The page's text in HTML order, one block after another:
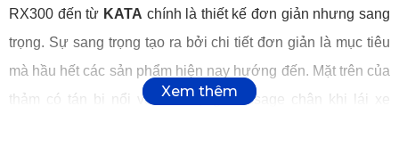
RX300 đến từ KATA chính là thiết kế đơn giản nhưng sang
trọng. Sự sang trọng tạo ra bởi chi tiết đơn giản là mục tiêu
mà hầu hết các sản phẩm hiện nay hướng đến. Mặt trên của
thảm có tán bi nổi với tác dụng massage chân khi lái xe